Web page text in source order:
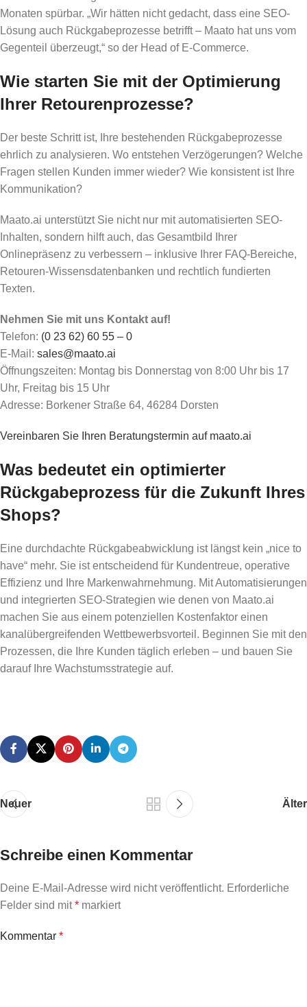
Monaten spürbar. „Wir hätten nicht gedacht, dass eine SEO-
Lösung auch Rückgabeprozesse betrifft – Maato hat uns vom
Gegenteil überzeugt,“ so der Head of E-Commerce.
Wie starten Sie mit der Optimierung
Ihrer Retourenprozesse?
Der beste Schritt ist, Ihre bestehenden Rückgabeprozesse
ehrlich zu analysieren. Wo entstehen Verzögerungen? Welche
Fragen stellen Kunden immer wieder? Wie konsistent ist Ihre
Kommunikation?
Maato.ai unterstützt Sie nicht nur mit automatisierten SEO-
Inhalten, sondern hilft auch, das Gesamtbild Ihrer
Onlinepräsenz zu verbessern – inklusive Ihrer FAQ-Bereiche,
Retouren-Wissensdatenbanken und rechtlich fundierten
Texten.
Nehmen Sie mit uns Kontakt auf!
Telefon: (0 23 62) 60 55 – 0
E-Mail: sales@maato.ai
Öffnungszeiten: Montag bis Donnerstag von 8:00 Uhr bis 17
Uhr, Freitag bis 15 Uhr
Adresse: Borkener Straße 64, 46284 Dorsten
Vereinbaren Sie Ihren Beratungstermin auf maato.ai
Was bedeutet ein optimierter
Rückgabeprozess für die Zukunft Ihres
Shops?
Eine durchdachte Rückgabeabwicklung ist längst kein „nice to
have“ mehr. Sie ist entscheidend für Kundentreue, operative
Effizienz und Ihre Markenwahrnehmung. Mit Automatisierungen
und integrierten SEO-Strategien wie denen von Maato.ai
machen Sie aus einem potenziellen Kostenfaktor einen
kanalübergreifenden Wettbewerbsvorteil. Beginnen Sie mit den
Prozessen, die Ihre Kunden täglich erleben – und bauen Sie
darauf Ihre Wachstumsstrategie auf.
Neuer Älter
Schreibe einen Kommentar
Deine E-Mail-Adresse wird nicht veröffentlicht. Erforderliche
Felder sind mit* markiert
Kommentar *